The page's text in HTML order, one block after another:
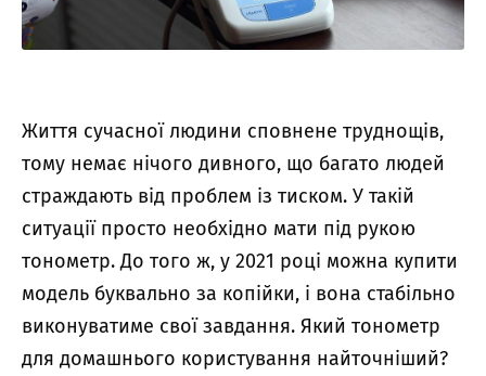
Життя сучасної людини сповнене труднощів,
тому немає нічого дивного, що багато людей
страждають від проблем із тиском. У такій
ситуації просто необхідно мати під рукою
тонометр. До того ж, у 2021 році можна купити
модель буквально за копійки, і вона стабільно
виконуватиме свої завдання. Який тонометр
для домашнього користування найточніший?